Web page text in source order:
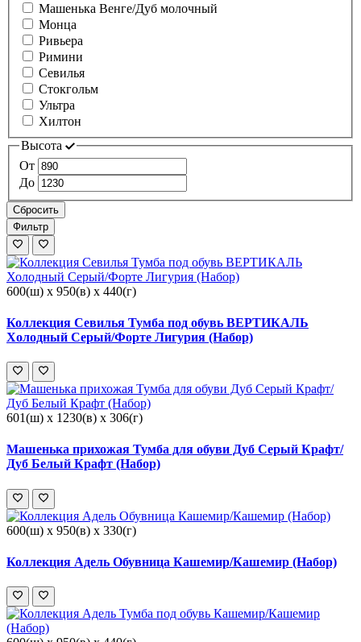
Машенька Венге/Дуб молочный
Монца
Ривьера
Римини
Севилья
Стокгольм
Ультра
Хилтон
Высота
От
До
Сбросить
Фильтр
600(ш) x 950(в) x 440(г)
Коллекция Севилья Тумба под обувь ВЕРТИКАЛЬ
Холодный Серый/Форте Лигурия (Набор)
601(ш) x 1230(в) x 306(г)
Машенька прихожая Тумба для обуви Дуб Серый Крафт/
Дуб Белый Крафт (Набор)
600(ш) x 950(в) x 330(г)
Коллекция Адель Обувница Кашемир/Кашемир (Набор)